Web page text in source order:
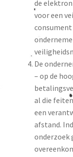
de
voor een
De
– op de
al die
een
afstand.
onderzoek